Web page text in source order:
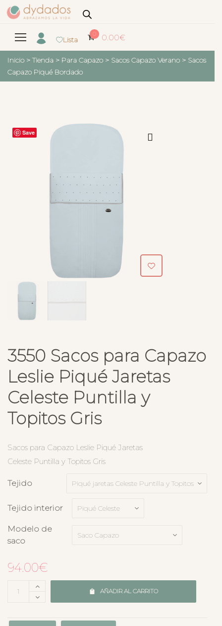
Lista
0 0.00€
Inicio > Tienda > Para Capazo > Sacos Capazo Verano > Sacos
Capazo Piqué Bordado
Save
3550 Sacos para Capazo
Leslie Piqué Jaretas
Celeste Puntilla y
Topitos Gris
Sacos para Capazo Leslie Piqué Jaretas
Celeste Puntilla y Topitos Gris
Tejido
Tejido interior
Modelo de
saco
94.00€
AÑADIR AL CARRITO